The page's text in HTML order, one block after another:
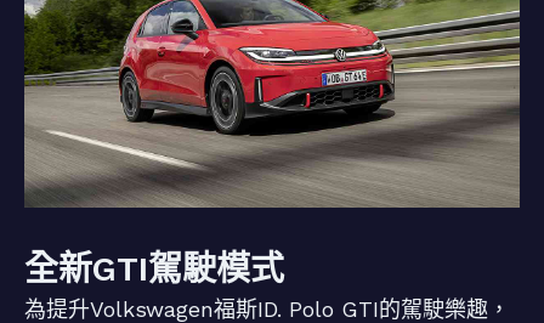
全新GTI駕駛模式
為提升Volkswagen福斯ID. Polo GTI的駕駛樂趣，